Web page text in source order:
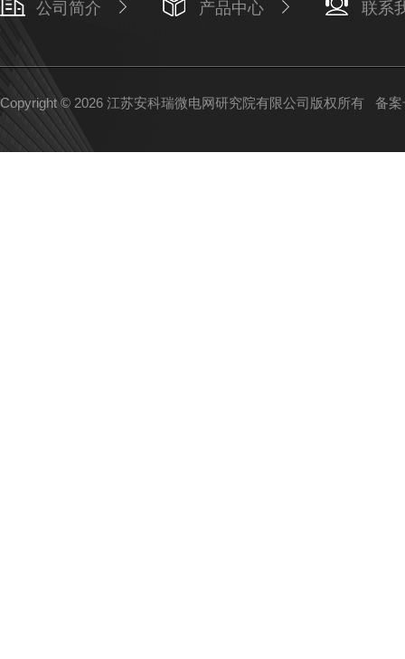
公司简介 产品中心 联系
Copyright © 2026 江苏安科瑞微电网研究院有限公司版权所有 备案